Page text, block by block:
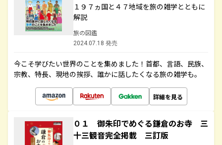
１９７ヵ国と４７地域を旅の雑学とともに
解説
旅の図鑑
2024.07.18 発売
今こそ学びたい世界のことを集めました！首都、言語、民族、
宗教、特長、現地の挨拶、誰かに話したくなる旅の雑学も。
詳細を見る
０１ 御朱印でめぐる鎌倉のお寺 三
十三観音完全掲載 三訂版